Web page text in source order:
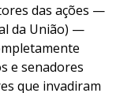
das ações —
da União) —
e senadores
que invadiram